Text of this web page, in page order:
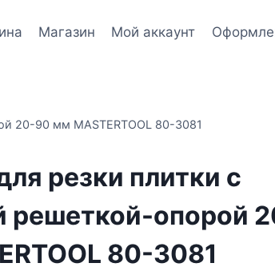
Магазин Мой аккаунт
20-90 мм MASTERTOOL 80-3081
резки плитки с
решеткой-опорой
80-3081